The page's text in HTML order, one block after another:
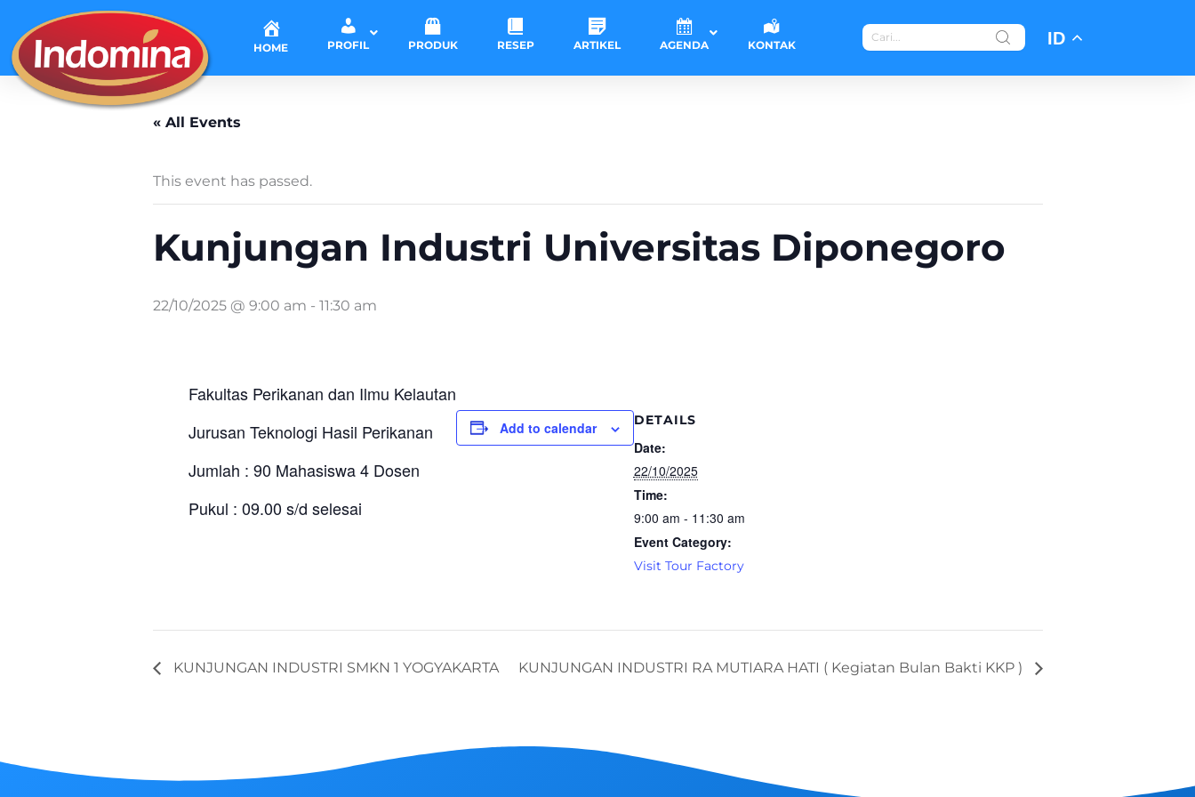
content
HOME PROFIL PRODUK RESEP ARTIKEL AGENDA KONTAK ID
« All Events
This event has passed.
Kunjungan Industri Universitas Diponegoro
22/10/2025 @ 9:00 am - 11:30 am
Fakultas Perikanan dan Ilmu Kelautan
Jurusan Teknologi Hasil Perikanan
Jumlah : 90 Mahasiswa 4 Dosen
Pukul : 09.00 s/d selesai
Add to calendar DETAILS
Date:
22/10/2025
Time:
9:00 am - 11:30 am
Event Category:
Visit Tour Factory
KUNJUNGAN INDUSTRI SMKN 1 YOGYAKARTA KUNJUNGAN INDUSTRI RA MUTIARA HATI ( Kegiatan Bulan Bakti KKP )